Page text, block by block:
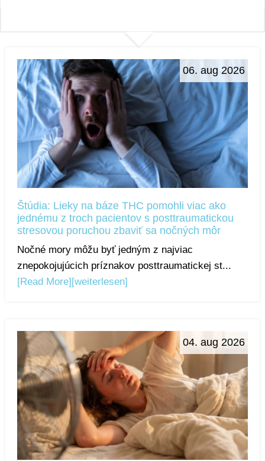
06. aug 2026
Štúdia: Lieky na báze THC pomohli viac ako
jednému z troch pacientov s posttraumatickou
stresovou poruchou zbaviť sa nočných môr
Nočné mory môžu byť jedným z najviac
znepokojujúcich príznakov posttraumatickej st...
[Read More][weiterlesen]
04. aug 2026